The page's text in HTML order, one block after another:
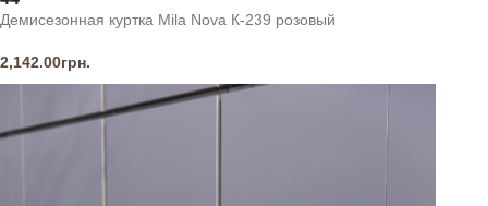
Демисезонная куртка Mila Nova К-239 розовый
2,142.00грн.